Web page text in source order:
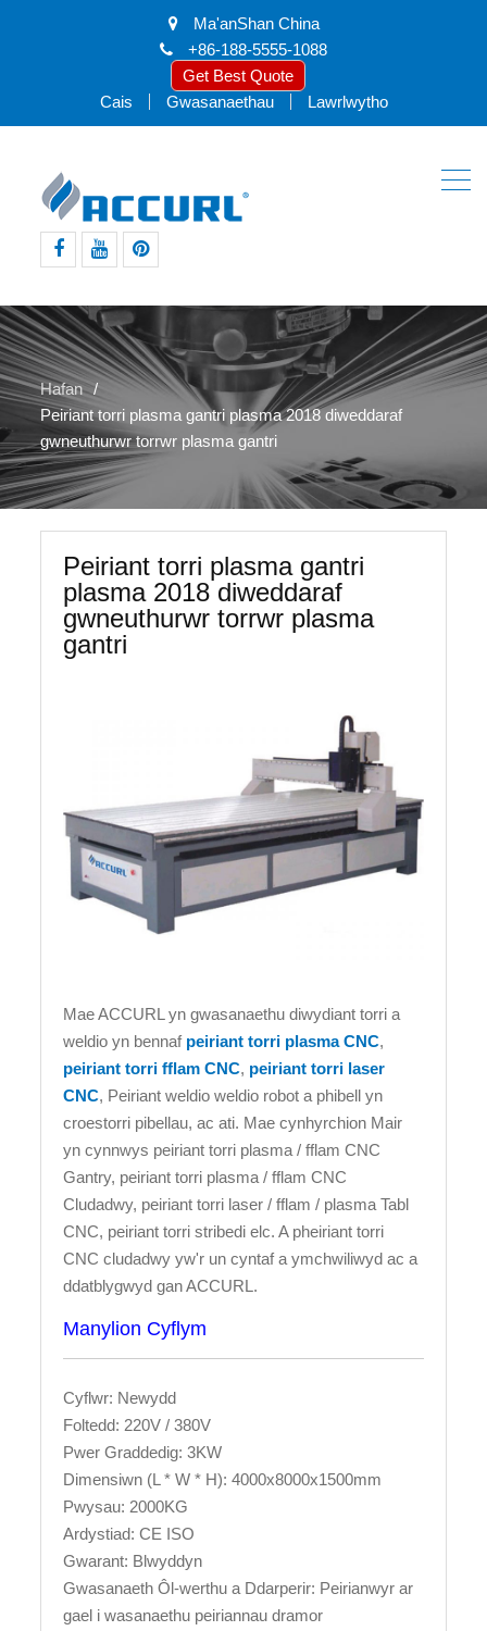
Ma'anShan China
+86-188-5555-1088
Get Best Quote
Cais
Gwasanaethau Lawrlwytho
Hafan
Peiriant torri plasma gantri plasma 2018 diweddaraf
gwneuthurwr torrwr plasma gantri
Peiriant torri plasma gantri
plasma 2018 diweddaraf
gwneuthurwr torrwr plasma
gantri
Mae ACCURL yn gwasanaethu diwydiant torri a
weldio yn bennafpeiriant torri plasma CNC,
peiriant torri fflam CNC, peiriant torri laser
CNC, Peiriant weldio weldio robot a phibell yn
croestorri pibellau, ac ati. Mae cynhyrchion Mair
yn cynnwys peiriant torri plasma / fflam CNC
Gantry, peiriant torri plasma / fflam CNC
Cludadwy, peiriant torri laser / fflam / plasma Tabl
CNC, peiriant torri stribedi elc. A pheiriant torri
CNC cludadwy yw'r un cyntaf a ymchwiliwyd ac a
ddatblygwyd gan ACCURL.
Manylion Cyflym
Cyflwr: Newydd
Foltedd: 220V / 380V
Pwer Graddedig: 3KW
Dimensiwn (L * W * H): 4000x8000x1500mm
Pwysau: 2000KG
Ardystiad: CE ISO
Gwarant: Blwyddyn
Gwasanaeth Ôl-werthu a Ddarperir: Peirianwyr ar
gael i wasanaethu peiriannau dramor